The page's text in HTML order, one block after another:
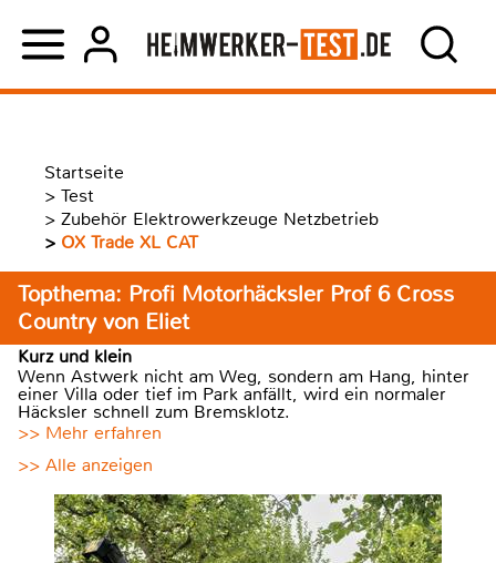
Startseite
> Test
> Zubehör Elektrowerkzeuge Netzbetrieb
> OX Trade XL CAT
Topthema: Profi Motorhäcksler Prof 6 Cross
Country von Eliet
Kurz und klein
Wenn Astwerk nicht am Weg, sondern am Hang, hinter
einer Villa oder tief im Park anfällt, wird ein normaler
Häcksler schnell zum Bremsklotz.
>> Mehr erfahren
>> Alle anzeigen